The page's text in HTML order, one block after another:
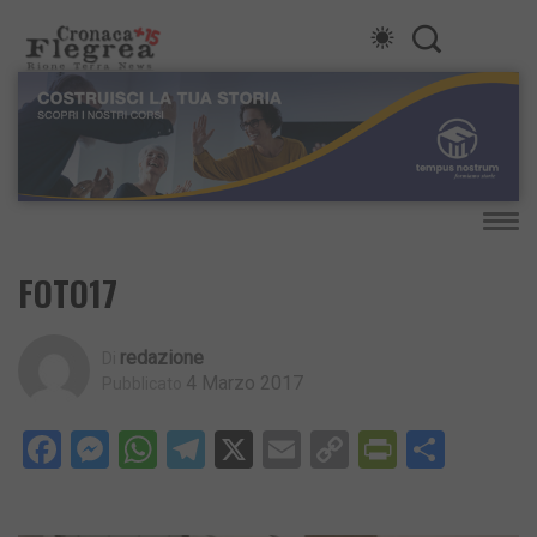
FOTO17
Redazione
4 Marzo 2017
Facebook
Messenger
WhatsApp
Telegram
X EmailCopy